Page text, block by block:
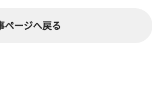
ページへ戻る